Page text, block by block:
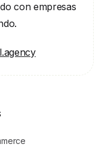
con empresas